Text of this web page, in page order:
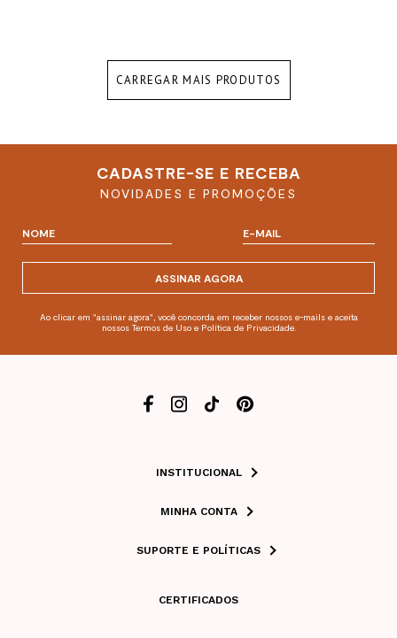
CARREGAR MAIS PRODUTOS
CADASTRE-SE E RECEBA
NOVIDADES E PROMOÇÕES
ASSINAR AGORA
Ao clicar em "assinar agora", você concorda em receber nossos e-mails e aceita
nossos Termos de Uso e Política de Privacidade.
INSTITUCIONAL
MINHA CONTA
SUPORTE E POLÍTICAS
CERTIFICADOS